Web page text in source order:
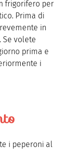
frigorifero per
Prima di
in
Se volete
prima e
i
i peperoni al